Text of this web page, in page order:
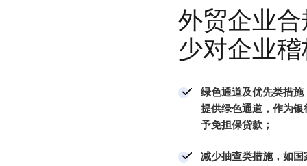
外贸企业
少对企业
绿色通道及优先类措
提供绿色通道，作为
予免担保贷款；
减少抽查类措施，如